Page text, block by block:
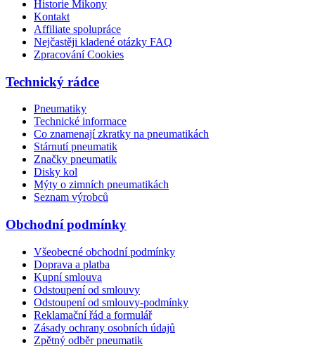
Historie Mikony
Kontakt
Affiliate spolupráce
Nejčastěji kladené otázky FAQ
Zpracování Cookies
Technický rádce
Pneumatiky
Technické informace
Co znamenají zkratky na pneumatikách
Stárnutí pneumatik
Značky pneumatik
Disky kol
Mýty o zimních pneumatikách
Seznam výrobců
Obchodní podmínky
Všeobecné obchodní podmínky
Doprava a platba
Kupní smlouva
Odstoupení od smlouvy
Odstoupení od smlouvy-podmínky
Reklamační řád a formulář
Zásady ochrany osobních údajů
Zpětný odběr pneumatik